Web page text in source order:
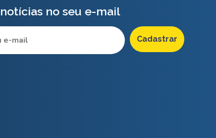
no seu e-mail